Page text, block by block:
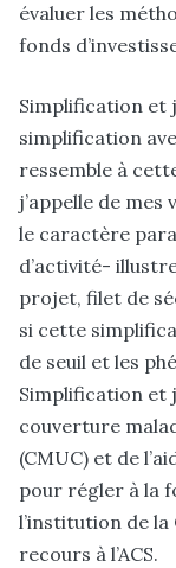
évaluer les
fonds
Simplification et
simplification
ressemble à
j’appelle de
le caractère
d’activité-
projet, filet de
si cette
de seuil et les
Simplification et
couverture
(CMUC) et de
pour régler à la
l’institution de
recours à l’ACS.